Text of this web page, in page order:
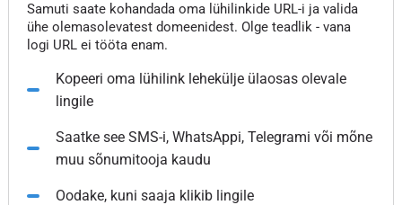
Samuti saate kohandada oma lühilinkide URL-i ja valida
ühe olemasolevatest domeenidest. Olge teadlik - vana
logi URL ei tööta enam.
Kopeeri oma lühilink lehekülje ülaosas olevale
lingile
Saatke see SMS-i, WhatsAppi, Telegrami või mõne
muu sõnumitooja kaudu
Oodake, kuni saaja klikib lingile